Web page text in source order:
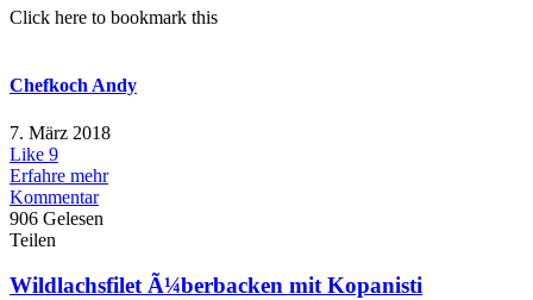
Click here to bookmark this
Chefkoch Andy
7. März 2018
Like 9
Erfahre mehr
Kommentar
906 Gelesen
Teilen
Wildlachsfilet Ã¼berbacken mit Kopanisti